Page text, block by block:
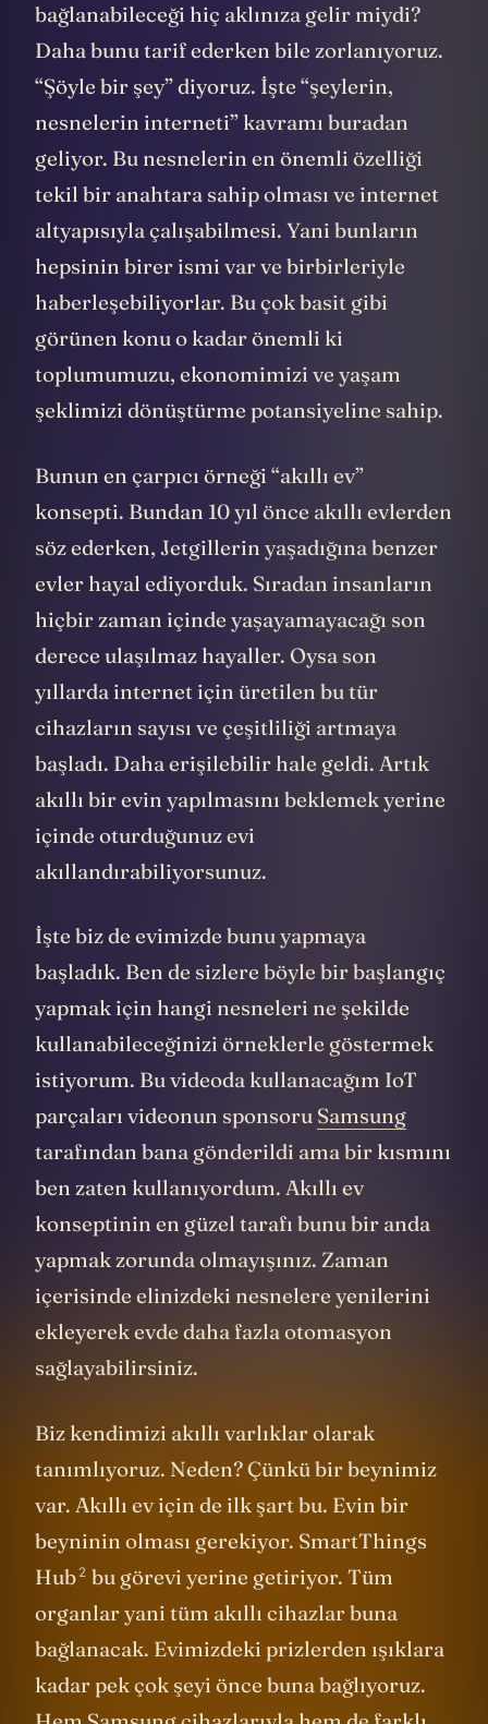
bağlanabileceği hiç aklınıza gelir miydi?
Daha bunu tarif ederken bile zorlanıyoruz.
“Şöyle bir şey” diyoruz. İşte “şeylerin,
nesnelerin interneti” kavramı buradan
geliyor. Bu nesnelerin en önemli özelliği
tekil bir anahtara sahip olması ve internet
altyapısıyla çalışabilmesi. Yani bunların
hepsinin birer ismi var ve birbirleriyle
haberleşebiliyorlar. Bu çok basit gibi
görünen konu o kadar önemli ki
toplumumuzu, ekonomimizi ve yaşam
şeklimizi dönüştürme potansiyeline sahip.
Bunun en çarpıcı örneği “akıllı ev”
konsepti. Bundan 10 yıl önce akıllı evlerden
söz ederken, Jetgillerin yaşadığına benzer
evler hayal ediyorduk. Sıradan insanların
hiçbir zaman içinde yaşayamayacağı son
derece ulaşılmaz hayaller. Oysa son
yıllarda internet için üretilen bu tür
cihazların sayısı ve çeşitliliği artmaya
başladı. Daha erişilebilir hale geldi. Artık
akıllı bir evin yapılmasını beklemek yerine
içinde oturduğunuz evi
akıllandırabiliyorsunuz.
İşte biz de evimizde bunu yapmaya
başladık. Ben de sizlere böyle bir başlangıç
yapmak için hangi nesneleri ne şekilde
kullanabileceğinizi örneklerle göstermek
istiyorum. Bu videoda kullanacağım IoT
parçaları videonun sponsoru Samsung
tarafından bana gönderildi ama bir kısmını
ben zaten kullanıyordum. Akıllı ev
konseptinin en güzel tarafı bunu bir anda
yapmak zorunda olmayışınız. Zaman
içerisinde elinizdeki nesnelere yenilerini
ekleyerek evde daha fazla otomasyon
sağlayabilirsiniz.
Biz kendimizi akıllı varlıklar olarak
tanımlıyoruz. Neden? Çünkü bir beynimiz
var. Akıllı ev için de ilk şart bu. Evin bir
beyninin olması gerekiyor. SmartThings
Hub2 bu görevi yerine getiriyor. Tüm
organlar yani tüm akıllı cihazlar buna
bağlanacak. Evimizdeki prizlerden ışıklara
kadar pek çok şeyi önce buna bağlıyoruz.